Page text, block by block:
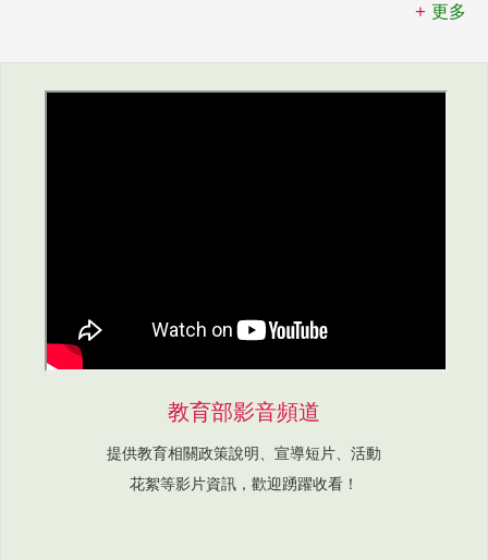
更多
教育部影音頻道
提供教育相關政策說明、宣導短片、活動
花絮等影片資訊，歡迎踴躍收看！